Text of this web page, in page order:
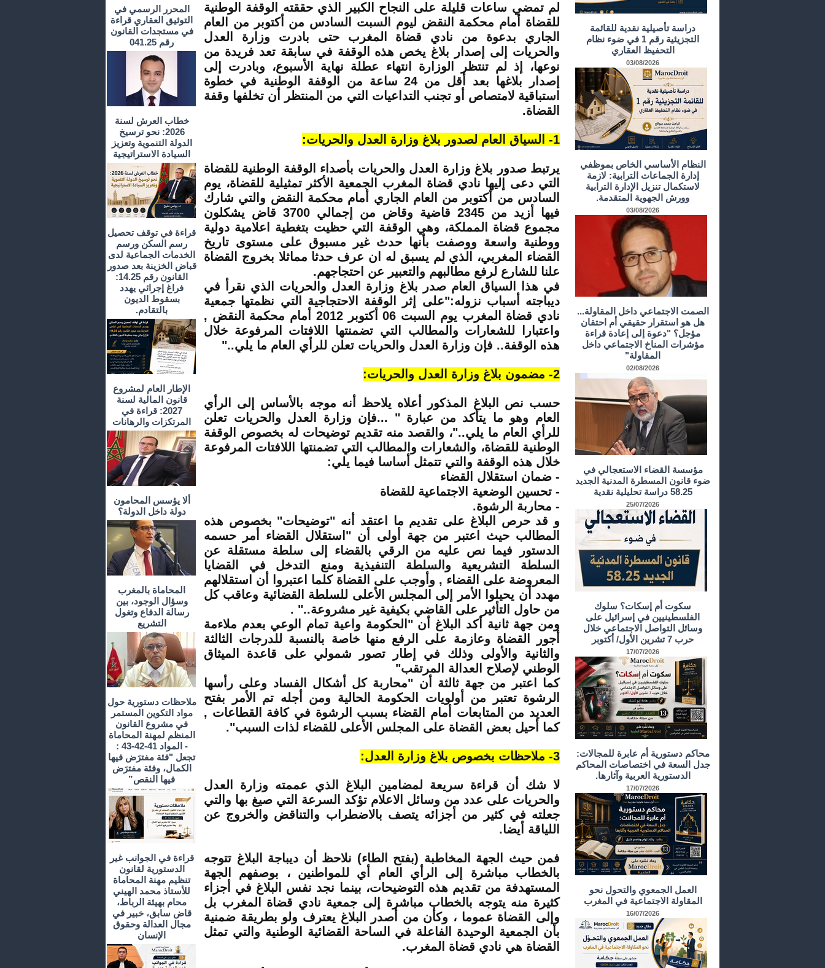
المحرر الرسمي في
التوثيق العقاري قراءة
في مستجدات القانون
رقم 041.25
خطاب العرش لسنة
2026: نحو ترسيخ
الدولة التنموية وتعزيز
السيادة الاستراتيجية
قراءة في توقف تحصيل
رسم السكن ورسم
الخدمات الجماعية لدى
قباض الخزينة بعد صدور
القانون رقم 14.25:
فراغ إجرائي يهدد
بسقوط الديون
بالتقادم.
الإطار العام لمشروع
قانون المالية لسنة
2027: قراءة في
المرتكزات والرهانات
ألا يؤسس المحامون
دولة داخل الدولة؟
المحاماة بالمغرب
وسؤال الوجود، بين
رسالة الدفاع وتغول
التشريع
ملاحظات دستورية حول
مواد التكوين المستمر
في مشروع القانون
المنظم لمهنة المحاماة
- المواد 41-42-43 :
تجعل "فئة مفترَض فيها
الكمال، وفئة مفترَض
فيها النقص”
قراءة في الجوانب غير
الدستورية لقانون
تنظيم مهنة المحاماة
للأستاذ محمد الهيني
محام بهيئة الرباط،
قاض سابق، خبير في
مجال العدالة وحقوق
الإنسان
لم تمضي ساعات قليلة على النجاح الكبير الذي حققته الوقفة الوطنية
للقضاة أمام محكمة النقض ليوم السبت السادس من أكتوبر من العام
الجاري بدعوة من نادي قضاة المغرب حتى بادرت وزارة العدل
والحريات إلى إصدار بلاغ يخص هذه الوقفة في سابقة تعد فريدة من
نوعها، إذ لم تنتظر الوزارة انتهاء عطلة نهاية الأسبوع، وبادرت إلى
إصدار بلاغها بعد أقل من 24 ساعة من الوقفة الوطنية في خطوة
استباقية لامتصاص أو تجنب التداعيات التي من المنتظر أن تخلفها وقفة
القضاة.
1- السياق العام لصدور بلاغ وزارة العدل والحريات:
يرتبط صدور بلاغ وزارة العدل والحريات بأصداء الوقفة الوطنية للقضاة
التي دعى إليها نادي قضاة المغرب الجمعية الأكثر تمثيلية للقضاة، يوم
السادس من أكتوبر من العام الجاري أمام محكمة النقض والتي شارك
فيها أزيد من 2345 قاضية وقاض من إجمالي 3700 قاض يشكلون
مجموع قضاة المملكة، وهي الوقفة التي حظيت بتغطية اعلامية دولية
ووطنية واسعة ووصفت بأنها حدث غير مسبوق على مستوى تاريخ
القضاء المغربي، الذي لم يسبق له ان عرف حدثا مماثلا بخروج القضاة
علنا للشارع لرفع مطالبهم والتعبير عن احتجاجهم.
في هذا السياق العام صدر بلاغ وزارة العدل والحريات الذي نقرأ في
ديباجته أسباب نزوله:"على إثر الوقفة الاحتجاجية التي نظمتها جمعية
نادي قضاة المغرب يوم السبت 06 أكتوبر 2012 أمام محكمة النقض ,
واعتبارا للشعارات والمطالب التي تضمنتها اللافتات المرفوعة خلال
هذه الوقفة.. فإن وزارة العدل والحريات تعلن للرأي العام ما يلي.."
2- مضمون بلاغ وزارة العدل والحريات:
حسب نص البلاغ المذكور أعلاه يلاحظ أنه موجه بالأساس إلى الرأي
العام وهو ما يتأكد من عبارة " ...فإن وزارة العدل والحريات تعلن
للرأي العام ما يلي.."، والقصد منه تقديم توضيحات له بخصوص الوقفة
الوطنية للقضاة، والشعارات والمطالب التي تضمنتها اللافتات المرفوعة
خلال هذه الوقفة والتي تتمثل أساسا فيما يلي:
- ضمان استقلال القضاء
- تحسين الوضعية الاجتماعية للقضاة
- محاربة الرشوة.
و قد حرص البلاغ على تقديم ما اعتقد أنه "توضيحات" بخصوص هذه
المطالب حيث اعتبر من جهة أولى أن "استقلال القضاء أمر حسمه
الدستور فيما نص عليه من الرقي بالقضاء إلى سلطة مستقلة عن
السلطة التشريعية والسلطة التنفيذية ومنع التدخل في القضايا
المعروضة على القضاء , وأوجب على القضاة كلما اعتبروا أن استقلالهم
مهدد أن يحيلوا الأمر إلى المجلس الأعلى للسلطة القضائية وعاقب كل
من حاول التأثير على القاضي بكيفية غير مشروعة.." .
ومن جهة ثانية أكد البلاغ أن "الحكومة واعية تمام الوعي بعدم ملاءمة
أجور القضاة وعازمة على الرفع منها خاصة بالنسبة للدرجات الثالثة
والثانية والأولى وذلك في إطار تصور شمولي على قاعدة الميثاق
الوطني لإصلاح العدالة المرتقب"
كما اعتبر من جهة ثالثة أن "محاربة كل أشكال الفساد وعلى رأسها
الرشوة تعتبر من أولويات الحكومة الحالية ومن أجله تم الأمر بفتح
العديد من المتابعات أمام القضاء بسبب الرشوة في كافة القطاعات ,
كما أحيل بعض القضاة على المجلس الأعلى للقضاء لذات السبب".
3- ملاحظات بخصوص بلاغ وزارة العدل:
لا شك أن قراءة سريعة لمضامين البلاغ الذي عممته وزارة العدل
والحريات على عدد من وسائل الاعلام تؤكد السرعة التي صيغ بها والتي
جعلته في كثير من أجزائه يتصف بالاضطراب والتناقض والخروج عن
اللياقة أيضا.
فمن حيث الجهة المخاطبة (بفتح الطاء) نلاحظ أن ديباجة البلاغ تتوجه
بالخطاب مباشرة إلى الرأي العام أي للمواطنين ، بوصفهم الجهة
المستهدفة من تقديم هذه التوضيحات، بينما نجد نفس البلاغ في أجزاء
كثيرة منه يتوجه بالخطاب مباشرة إلى جمعية نادي قضاة المغرب بل
وإلى القضاة عموما ، وكأن من أصدر البلاغ يعترف ولو بطريقة ضمنية
بأن الجمعية الوحيدة الفاعلة في الساحة القضائية الوطنية والتي تمثل
القضاة هي نادي قضاة المغرب.
دراسة تأصيلية نقدية للقائمة
التجزيئية رقم 1 في ضوء نظام
التحفيظ العقاري
03/08/2026
النظام الأساسي الخاص بموظفي
إدارة الجماعات الترابية: لازمة
لاستكمال تنزيل الإدارة الترابية
وورش الجهوية المتقدمة.
03/08/2026
الصمت الاجتماعي داخل المقاولة...
هل هو استقرار حقيقي أم احتقان
مؤجل؟ "دعوة إلى إعادة قراءة
مؤشرات المناخ الاجتماعي داخل
المقاولة"
02/08/2026
مؤسسة القضاء الاستعجالي في
ضوء قانون المسطرة المدنية الجديد
58.25 دراسة تحليلية نقدية
25/07/2026
سكوت أم إسكات؟ سلوك
الفلسطينيين في إسرائيل على
وسائل التواصل الاجتماعي خلال
حرب 7 تشرين الأول/ أكتوبر
17/07/2026
محاكم دستورية أم عابرة للمجالات:
جدل السعة في اختصاصات المحاكم
الدستورية العربية وآثارها.
17/07/2026
العمل الجمعوي والتحول نحو
المقاولة الاجتماعية في المغرب
16/07/2026